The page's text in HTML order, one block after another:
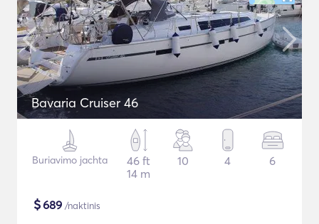
Bavaria Cruiser 46
Buriavimo jachta
46 ft
14 m
10 4 6
$689 /naktinis